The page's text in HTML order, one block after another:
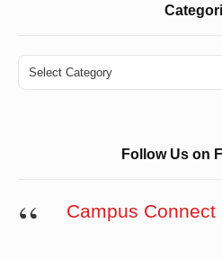
Categories
Follow Us on
Campus Connect